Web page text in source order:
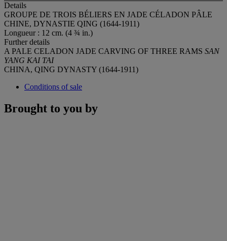
Details
GROUPE DE TROIS BÉLIERS EN JADE CÉLADON PÂLE
CHINE, DYNASTIE QING (1644-1911)
Longueur : 12 cm. (4 ¾ in.)
Further details
A PALE CELADON JADE CARVING OF THREE RAMS SAN
YANG KAI TAI
CHINA, QING DYNASTY (1644-1911)
Conditions of sale
Brought to you by